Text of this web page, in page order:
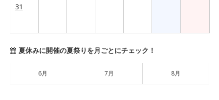
31
夏休みに開催の夏祭りを月ごとにチェック！
6月 7月 8月